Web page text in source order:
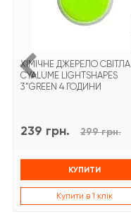
ХІМІЧНЕ ДЖЕРЕЛО СВІТЛА
CYALUME LIGHTSHAPES
3"GREEN 4 ГОДИНИ
239 грн. 299 грн.
КУПИТИ
Купити в 1 клік